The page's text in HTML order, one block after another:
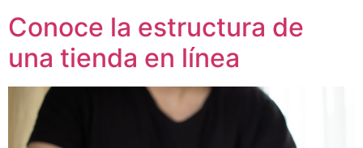
Conoce la estructura de
una tienda en línea